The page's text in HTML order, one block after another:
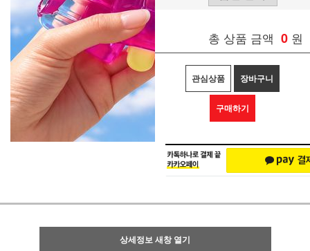
총 상품 금액 0 원
관심상품 장바구니
구매하기
상세정보 새창 열기